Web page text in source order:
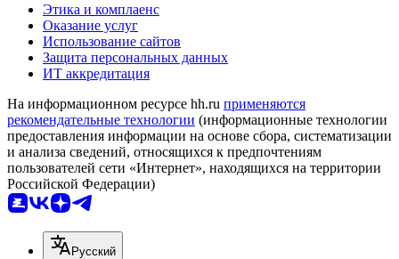
Этика и комплаенс
Оказание услуг
Использование сайтов
Защита персональных данных
ИТ аккредитация
На информационном ресурсе hh.ru применяются
рекомендательные технологии (информационные технологии
предоставления информации на основе сбора, систематизации
и анализа сведений, относящихся к предпочтениям
пользователей сети «Интернет», находящихся на территории
Российской Федерации)
Русский